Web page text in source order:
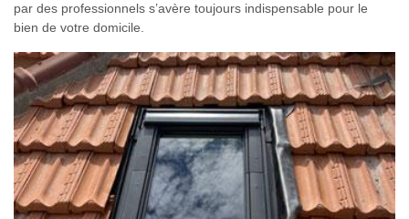
par des professionnels s’avère toujours indispensable pour le
bien de votre domicile.